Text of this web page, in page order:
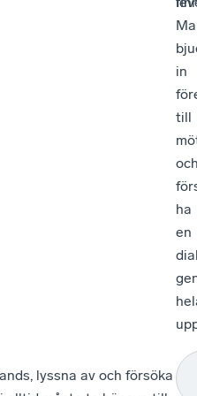
in
till
ha
en
lyssna av och försöka